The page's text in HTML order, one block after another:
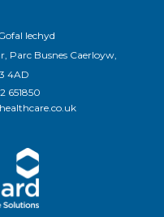
Iechyd
Parc Busnes Caerloyw,
4AD
651850